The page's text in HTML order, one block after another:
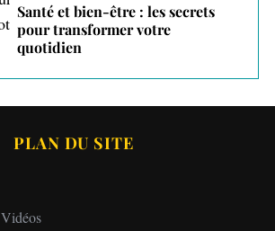
Santé et bien-être : les secrets
pour transformer votre
quotidien
PLAN DU SITE
Vidéos